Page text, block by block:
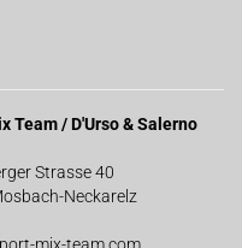
Team / D'Urso & Salerno
Strasse 40
Neckarelz